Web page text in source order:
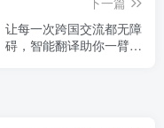
让每一次跨国交流都无障
碍，智能翻译助你一臂之